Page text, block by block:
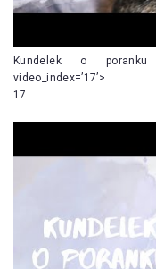
Kundelek o poranku
video_index=’17’>
17